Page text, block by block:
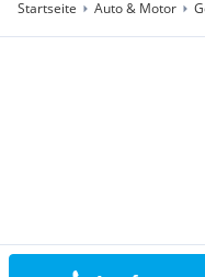
Startseite
Auto & Motor